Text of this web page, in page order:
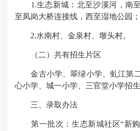
1.生态新城：北至沙溪河，南至
至凤岗大桥连接线，西至湿地公园；
2.水南村、金泉村、墩头村。
（二）共有招生片区
金古小学、翠绿小学、虬江第二
心小学、城一小学、三官堂小学招
三、录取办法
第一批次：生态新城社区“新购